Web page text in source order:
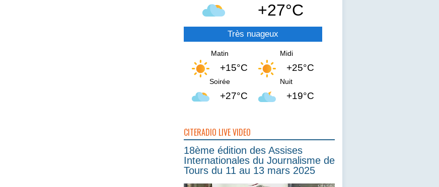
+27°C
Très nuageux
Matin
+15°C
Midi
+25°C
Soirée
+27°C
Nuit
+19°C
CITERADIO LIVE VIDEO
18ème édition des Assises
Internationales du Journalisme de
Tours du 11 au 13 mars 2025